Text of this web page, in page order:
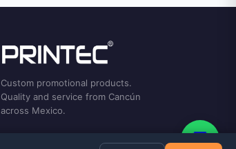
Custom promotional products.
Quality and service from Cancún
across Mexico.
💬